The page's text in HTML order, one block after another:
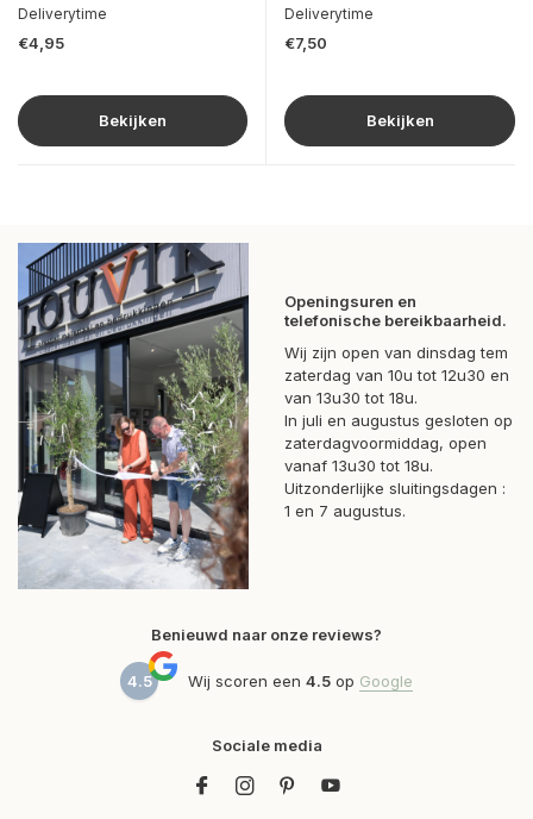
Deliverytime
€4,95
Bekijken
Deliverytime
€7,50
Bekijken
Openingsuren en
telefonische bereikbaarheid.
Wij zijn open van dinsdag tem
zaterdag van 10u tot 12u30 en
van 13u30 tot 18u.
In juli en augustus gesloten op
zaterdagvoormiddag, open
vanaf 13u30 tot 18u.
Uitzonderlijke sluitingsdagen :
1 en 7 augustus.
Benieuwd naar onze reviews?
4.5 Wij scoren een 4.5 op Google
Sociale media